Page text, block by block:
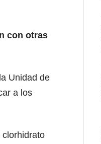
con otras
Unidad de
a los
clorhidrato